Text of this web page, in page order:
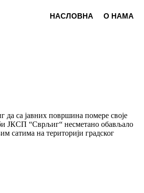
НАСЛОВНА О НАМА
са јавних површина помере своје
ЈКСП “Сврљиг“ несметано обављало
сатима на територији градског